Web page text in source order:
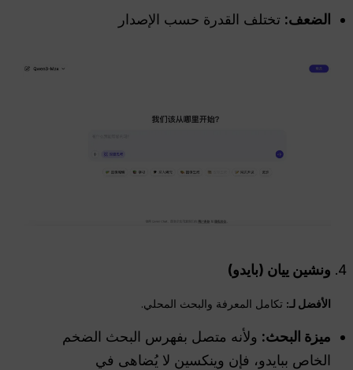
الضعف: تختلف القدرة حسب الإصدار
ونشين ييان (بايدو)
الأفضل لـ: تكامل المعرفة والبحث المحلي.
ميزة البحث: ولأنه متصل بفهرس البحث الضخم
الخاص ببايدو، فإن وينكسين لا يُضاهى في